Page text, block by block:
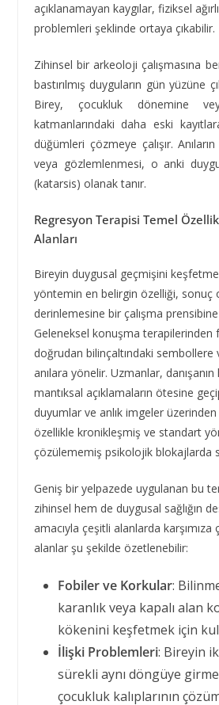
açıklanamayan kaygılar, fiziksel
problemleri şeklinde ortaya çıkabilir.
Zihinsel bir arkeoloji çalışmasına
bastırılmış duyguların gün yüzüne
Birey, çocukluk dönemine
katmanlarındaki daha eski
düğümleri çözmeye çalışır.
veya gözlemlenmesi, o anki
(katarsis) olanak tanır.
Regresyon Terapisi Temel
Alanları
Bireyin duygusal geçmişini
yöntemin en belirgin özelliği, sonuç
derinlemesine bir çalışma prensibine
Geleneksel konuşma terapilerinden
doğrudan bilinçaltındaki sembollere
anılara yönelir. Uzmanlar,
mantıksal açıklamaların ötesine
duyumlar ve anlık imgeler
özellikle kronikleşmiş ve standart
çözülememiş psikolojik blokajlarda
Geniş bir yelpazede uygulanan bu
zihinsel hem de duygusal sağlığın
amacıyla çeşitli alanlarda karşımıza
alanlar şu şekilde özetlenebilir:
Fobiler ve Korkular:
karanlık veya kapalı alan
kökenini keşfetmek için
İlişki Problemleri: Bireyin
sürekli aynı döngüye
çocukluk kalıplarının